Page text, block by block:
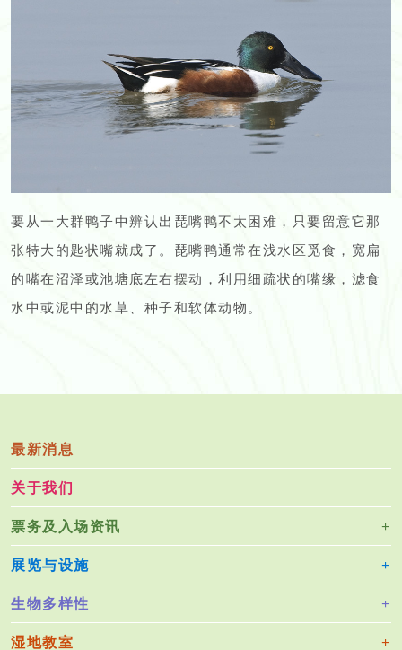
要从一大群鸭子中辨认出琵嘴鸭不太困难，只要留意它那
张特大的匙状嘴就成了。琵嘴鸭通常在浅水区觅食，宽扁
的嘴在沼泽或池塘底左右摆动，利用细疏状的嘴缘，滤食
水中或泥中的水草、种子和软体动物。
最新消息
关于我们
票务及入场资讯
展览与设施
生物多样性
湿地教室